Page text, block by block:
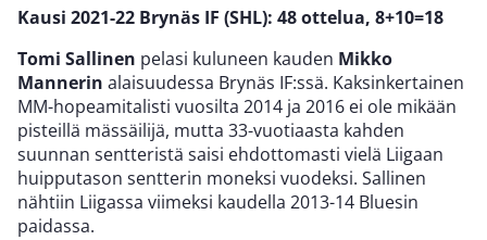
Kausi 2021-22 Brynäs IF (SHL): 48 ottelua, 8+10=18
Tomi Sallinen pelasi kuluneen kauden Mikko
Mannerin alaisuudessa Brynäs IF:ssä. Kaksinkertainen
MM-hopeamitalisti vuosilta 2014 ja 2016 ei ole mikään
pisteillä mässäilijä, mutta 33-vuotiaasta kahden
suunnan sentteristä saisi ehdottomasti vielä Liigaan
huipputason sentterin moneksi vuodeksi. Sallinen
nähtiin Liigassa viimeksi kaudella 2013-14 Bluesin
paidassa.